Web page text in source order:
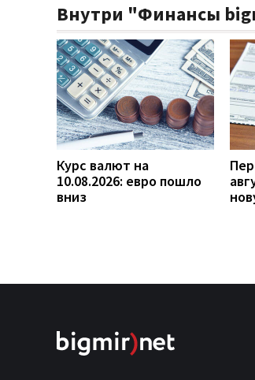
Внутри "Финансы
Курс валют на
10.08.2026: евро пошло
вниз